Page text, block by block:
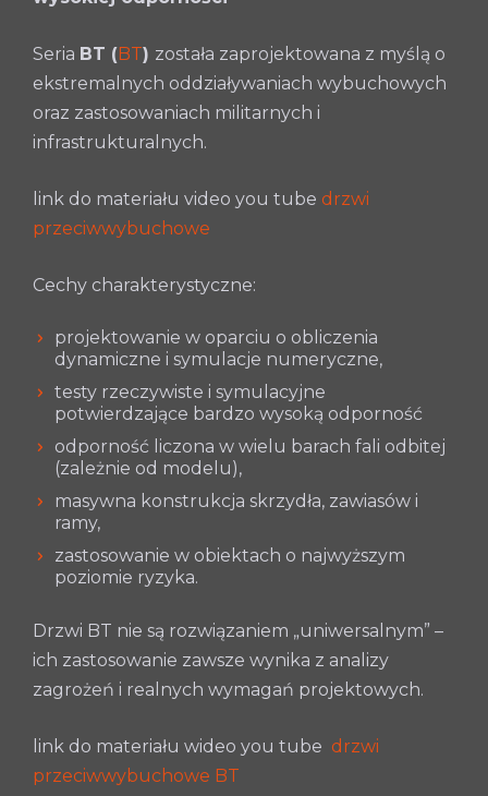
Seria BT (BT) została zaprojektowana z myślą o
ekstremalnych oddziaływaniach wybuchowych
oraz zastosowaniach militarnych i
infrastrukturalnych.
link do materiału video you tube drzwi
przeciwwybuchowe
Cechy charakterystyczne:
projektowanie w oparciu o obliczenia
dynamiczne i symulacje numeryczne,
testy rzeczywiste i symulacyjne
potwierdzające bardzo wysoką odporność
odporność liczona w wielu barach fali odbitej
(zależnie od modelu),
masywna konstrukcja skrzydła, zawiasów i
ramy,
zastosowanie w obiektach o najwyższym
poziomie ryzyka.
Drzwi BT nie są rozwiązaniem „uniwersalnym” –
ich zastosowanie zawsze wynika z analizy
zagrożeń i realnych wymagań projektowych.
link do materiału wideo you tube drzwi
przeciwwybuchowe BT